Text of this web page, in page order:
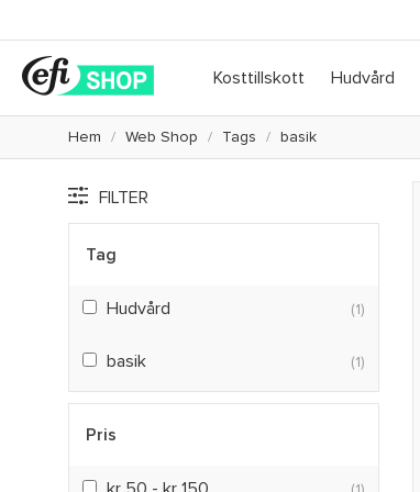
Kosttillskott Hudvård
Hem Web Shop Tags basik
FILTER
Tag
Hudvård (1)
basik (1)
Pris